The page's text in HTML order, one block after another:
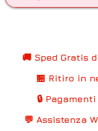
🚚 Sped Gratis d
🏪 Ritiro in
🔒
💬 Assistenza